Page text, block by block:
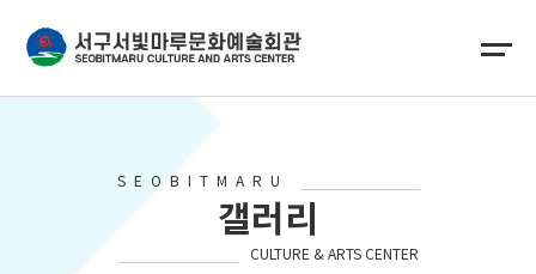
SEOBITMARU
갤러리
CULTURE & ARTS CENTER